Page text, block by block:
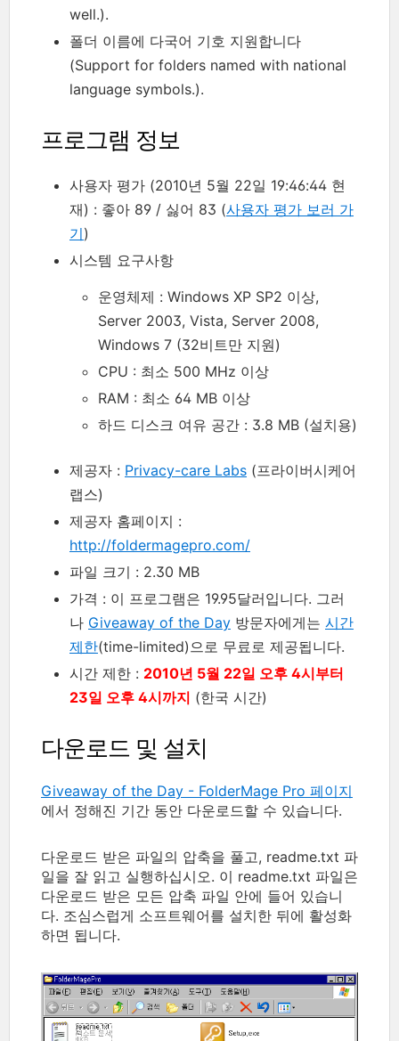
well.).
폴더 이름에 다국어 기호 지원합니다
(Support for folders named with national
language symbols.).
프로그램 정보
사용자 평가 (2010년 5월 22일 19:46:44 현
재) : 좋아 89 / 싫어 83 (사용자 평가 보러 가
기)
시스템 요구사항
운영체제 : Windows XP SP2 이상,
Server 2003, Vista, Server 2008,
Windows 7 (32비트만 지원)
CPU : 최소 500 MHz 이상
RAM : 최소 64 MB 이상
하드 디스크 여유 공간 : 3.8 MB (설치용)
제공자 : Privacy-care Labs (프라이버시케어
랩스)
제공자 홈페이지 :
http://foldermagepro.com/
파일 크기 : 2.30 MB
가격 : 이 프로그램은 19.95달러입니다. 그러
나 Giveaway of the Day 방문자에게는 시간
제한(time-limited)으로 무료로 제공됩니다.
시간 제한 : 2010년 5월 22일 오후 4시부터
23일 오후 4시까지 (한국 시간)
다운로드 및 설치
Giveaway of the Day - FolderMage Pro 페이지
에서 정해진 기간 동안 다운로드할 수 있습니다.
다운로드 받은 파일의 압축을 풀고, readme.txt 파
일을 잘 읽고 실행하십시오. 이 readme.txt 파일은
다운로드 받은 모든 압축 파일 안에 들어 있습니
다. 조심스럽게 소프트웨어를 설치한 뒤에 활성화
하면 됩니다.